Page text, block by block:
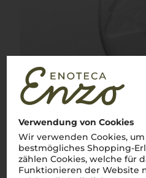
Verwendung von Cookies
Wir verwenden Cookies,
bestmögliches Shopping-
zählen Cookies, welche für
Funktionieren der Website